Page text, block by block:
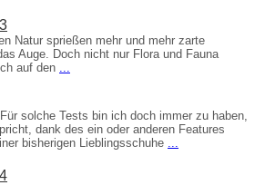
Natur sprießen mehr und mehr zarte
Auge. Doch nicht nur Flora und Fauna
auf den
solche Tests bin ich doch immer zu haben,
dank des ein oder anderen Features
bisherigen Lieblingsschuhe